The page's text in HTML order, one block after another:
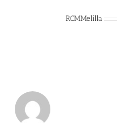
RCMMelilla